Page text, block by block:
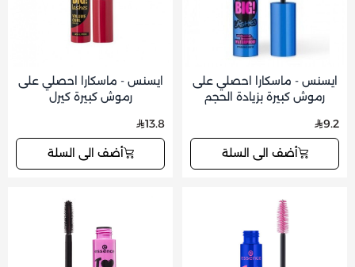
ايسنس - ماسكارا احصلي على
رموش كبيرة بزيادة الحجم
9.2
أضف الى السلة
ايسنس - ماسكارا احصلي على
رموش كبيرة كيرل
13.8
أضف الى السلة